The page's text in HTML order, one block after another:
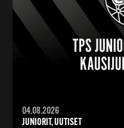
04.08.2026
JUNIORIT, UUTISET